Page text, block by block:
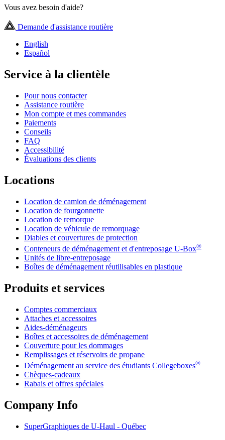
Vous avez besoin d'aide?
Demande d'assistance routière
English
Español
Service à la clientèle
Pour nous contacter
Assistance routière
Mon compte et mes commandes
Paiements
Conseils
FAQ
Accessibilité
Évaluations des clients
Locations
Location de camion de déménagement
Location de fourgonnette
Location de remorque
Location de véhicule de remorquage
Diables et couvertures de protection
Conteneurs de déménagement et d'entreposage U-Box®
Unités de libre-entreposage
Boîtes de déménagement réutilisables en plastique
Produits et services
Comptes commerciaux
Attaches et accessoires
Aides-déménageurs
Boîtes et accessoires de déménagement
Couverture pour les dommages
Remplissages et réservoirs de propane
Déménagement au service des étudiants Collegeboxes®
Chèques-cadeaux
Rabais et offres spéciales
Company Info
SuperGraphiques de U-Haul - Québec